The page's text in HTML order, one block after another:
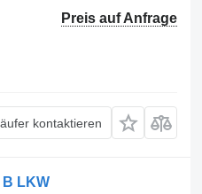
Preis auf Anfrage
kontaktieren
B LKW